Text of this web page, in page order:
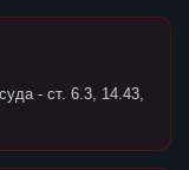
- ст. 6.3, 14.43,